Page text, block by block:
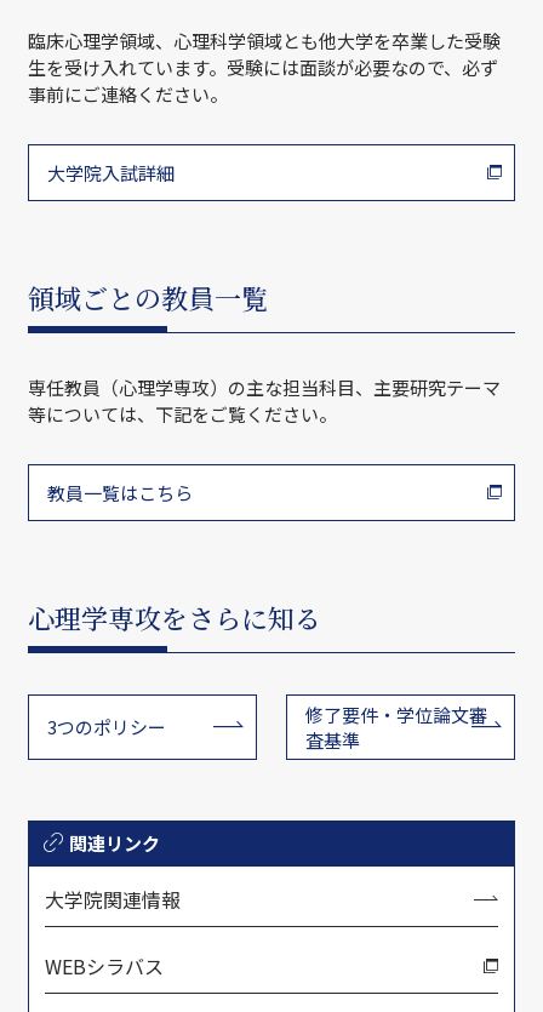
臨床心理学領域、心理科学領域とも他大学を卒業した受験
生を受け入れています。受験には面談が必要なので、必ず
事前にご連絡ください。
大学院入試詳細
領域ごとの教員一覧
専任教員（心理学専攻）の主な担当科目、主要研究テーマ
等については、下記をご覧ください。
教員一覧はこちら
心理学専攻をさらに知る
3つのポリシー
修了要件・学位論文審
査基準
関連リンク
大学院関連情報
WEBシラバス